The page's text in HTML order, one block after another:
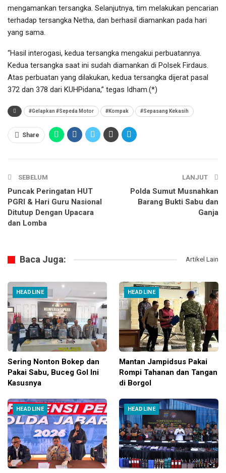
mengamankan tersangka. Selanjutnya, tim melakukan pencarian
terhadap tersangka Netha, dan berhasil diamankan pada hari
yang sama.
“Hasil interogasi, kedua tersangka mengakui perbuatannya.
Kedua tersangka saat ini sudah diamankan di Polsek Firdaus.
Atas perbuatan yang dilakukan, kedua tersangka dijerat pasal
372 dan 378 dari KUHPidana,” tegas Idham.(*)
#Gelapkan #Sepeda Motor #Kompak #Sepasang Kekasih
Share
SEBELUM
Puncak Peringatan HUT
PGRI & Hari Guru Nasional
Ditutup Dengan Upacara
dan Lomba
LANJUT
Polda Sumut Musnahkan
Barang Bukti Sabu dan
Ganja
Baca Juga: Artikel Lain
HEADLINE
Sering Nonton Bokep dan
Pakai Sabu, Buceg Gol Ini
Kasusnya
HEADLINE
Mantan Jampidsus Pakai
Rompi Tahanan dan Tangan
di Borgol
HEADLINE HEADLINE